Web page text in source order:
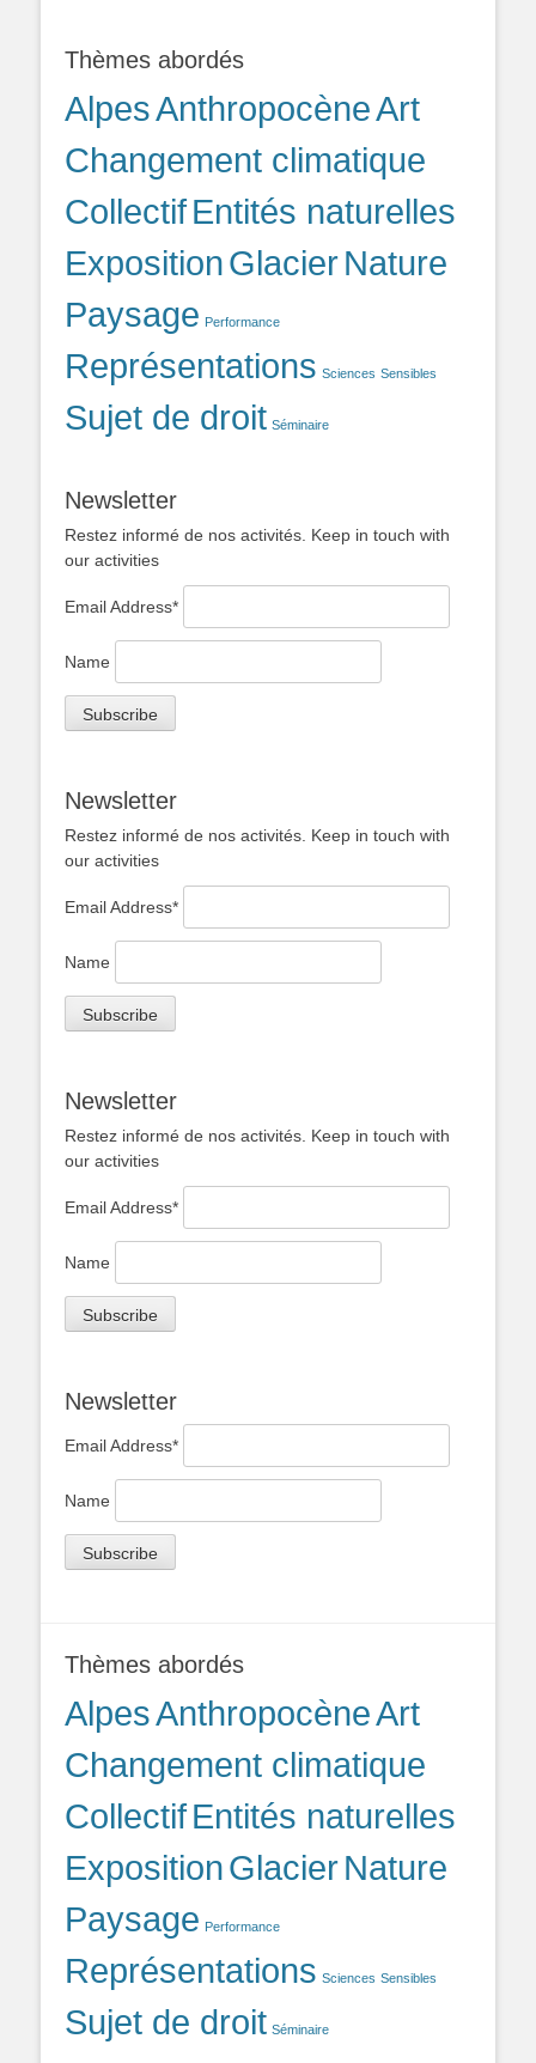
Thèmes abordés
AlpesAnthropocèneArt
Changement climatique
CollectifEntités naturelles
ExpositionGlacierNature
Paysage Performance
Représentations Sciences Sensibles
Sujet de droit Séminaire
Newsletter
Restez informé de nos activités. Keep in touch with
our activities
Email Address*
Name
Newsletter
Restez informé de nos activités. Keep in touch with
our activities
Email Address*
Name
Newsletter
Restez informé de nos activités. Keep in touch with
our activities
Email Address*
Name
Newsletter
Email Address*
Name
Thèmes abordés
AlpesAnthropocèneArt
Changement climatique
CollectifEntités naturelles
ExpositionGlacierNature
Paysage Performance
Représentations Sciences Sensibles
Sujet de droit Séminaire